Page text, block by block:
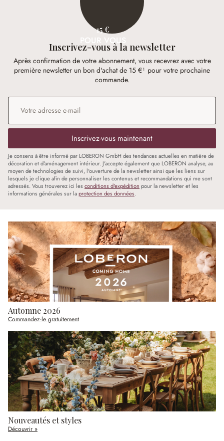
15 €
POUR VOUS
Inscrivez-vous à la newsletter
Après confirmation de votre abonnement, vous recevrez avec votre
première newsletter un bon d'achat de 15 €¹ pour votre prochaine
commande.
Adresse e-mail
Inscrivez-vous maintenant
Je consens à être informé par LOBERON GmbH des tendances actuelles en matière de
décoration et d'aménagement intérieur. J'accepte également que LOBERON analyse, au
moyen de technologies de suivi, l'ouverture de la newsletter ainsi que les liens sur
lesquels je clique afin de personnaliser les contenus et recommandations qui me sont
adressés. Vous trouverez ici les conditions d'expédition pour la newsletter et les
informations générales sur laprotection des données.
Automne 2026
Commandez-le gratuitement
Nouveautés et styles
Découvrir »